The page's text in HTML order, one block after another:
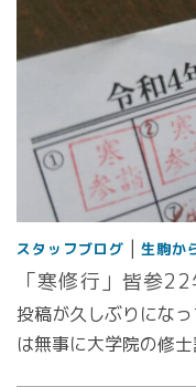
スタッフブログ | 生駒か
「寒修行」皆参
投稿が久しぶりにな
は無事に大学院の修